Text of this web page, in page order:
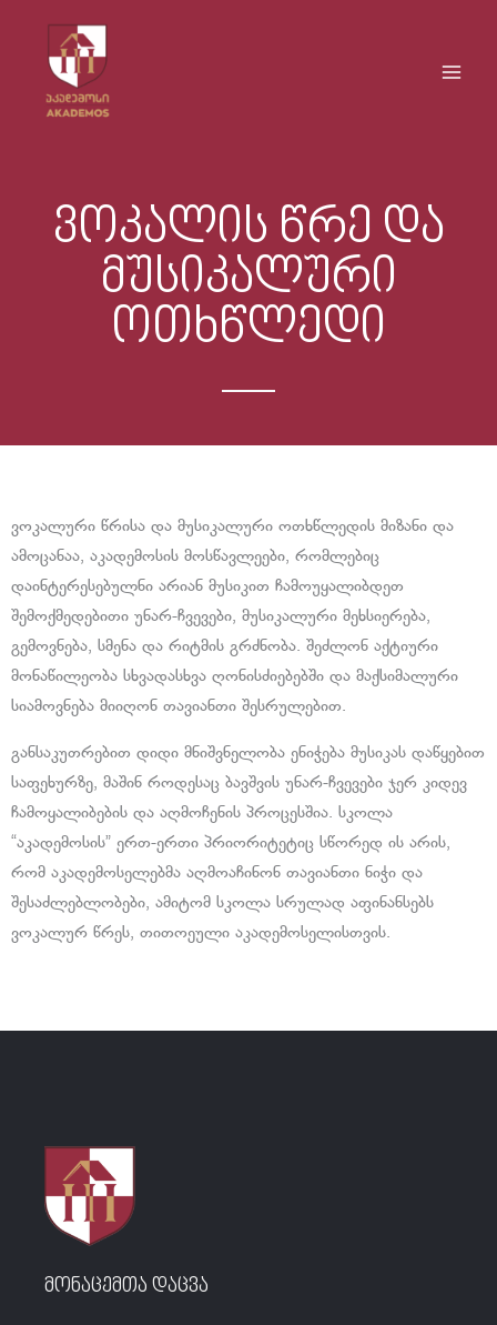
ვოკალის წრე და
მუსიკალური
ოთხწლედი
ვოკალური წრისა და მუსიკალური ოთხწლედის მიზანი და
ამოცანაა, აკადემოსის მოსწავლეები, რომლებიც
დაინტერესებულნი არიან მუსიკით ჩამოუყალიბდეთ
შემოქმედებითი უნარ-ჩვევები, მუსიკალური მეხსიერება,
გემოვნება, სმენა და რიტმის გრძნობა. შეძლონ აქტიური
მონაწილეობა სხვადასხვა ღონისძიებებში და მაქსიმალური
სიამოვნება მიიღონ თავიანთი შესრულებით.
განსაკუთრებით დიდი მნიშვნელობა ენიჭება მუსიკას დაწყებით
საფეხურზე, მაშინ როდესაც ბავშვის უნარ-ჩვევები ჯერ კიდევ
ჩამოყალიბების და აღმოჩენის პროცესშია. სკოლა
“აკადემოსის” ერთ-ერთი პრიორიტეტიც სწორედ ის არის,
რომ აკადემოსელებმა აღმოაჩინონ თავიანთი ნიჭი და
შესაძლებლობები, ამიტომ სკოლა სრულად აფინანსებს
ვოკალურ წრეს, თითოეული აკადემოსელისთვის.
მონაცემთა დაცვა